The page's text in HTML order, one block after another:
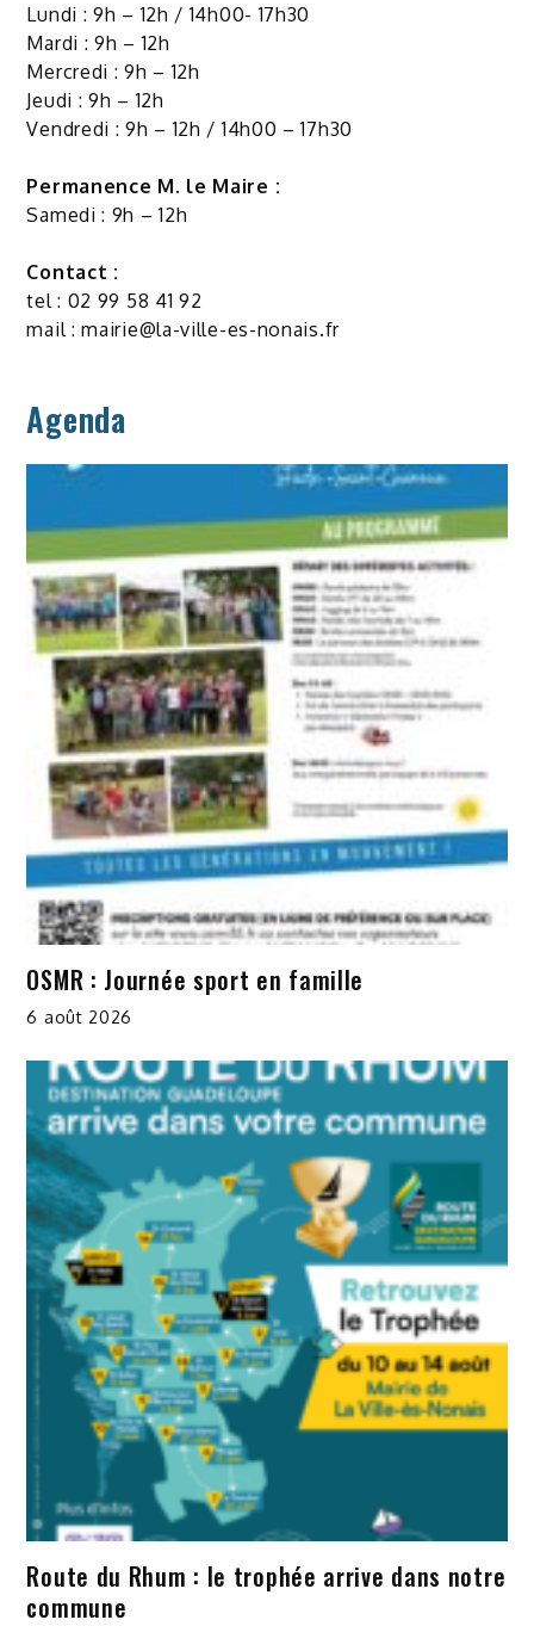
Lundi : 9h – 12h / 14h00- 17h30
Mardi : 9h – 12h
Mercredi : 9h – 12h
Jeudi : 9h – 12h
Vendredi : 9h – 12h / 14h00 – 17h30
Permanence M. le Maire :
Samedi : 9h – 12h
Contact :
tel : 02 99 58 41 92
mail :mairie@la-ville-es-nonais.fr
Agenda
OSMR : Journée sport en famille
6 août 2026
Route du Rhum : le trophée arrive dans notre
commune